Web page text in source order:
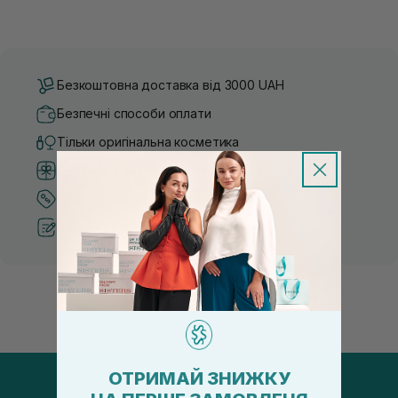
Безкоштовна доставка від 3000 UAH
Безпечні способи оплати
Тільки оригінальна косметика
Система бонусів та лояльності
Кращі ціни та топ товари
Рекомендації від косметологів
ОТРИМАЙ ЗНИЖКУ